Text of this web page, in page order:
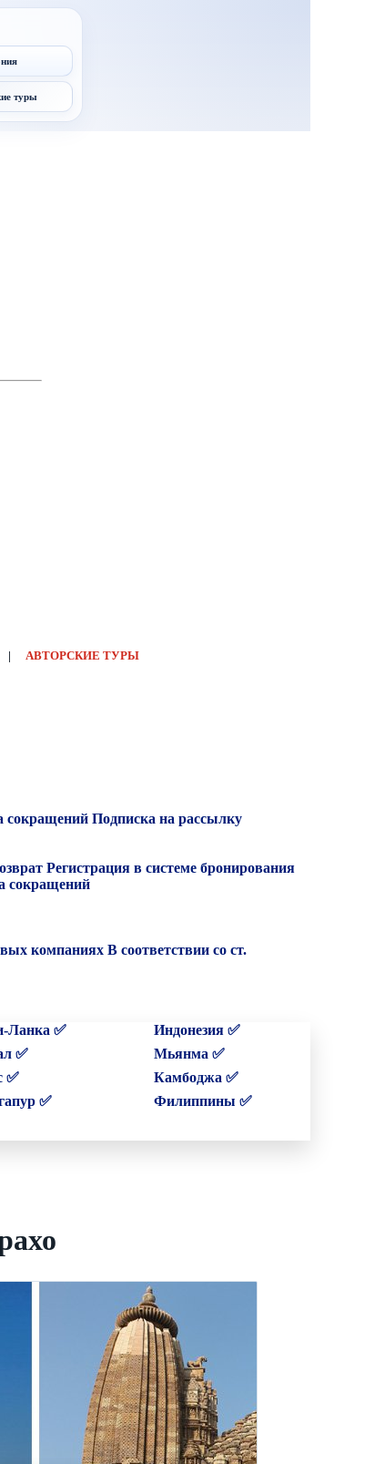
туры
| АВТОРСКИЕ ТУРЫ
сокращений Подписка на рассылку
Регистрация в системе бронирования
сокращений
компаниях В соответствии со ст.
✅
Индонезия ✅
✅
Мьянма ✅
✅
Камбоджа ✅
✅
Филиппины ✅